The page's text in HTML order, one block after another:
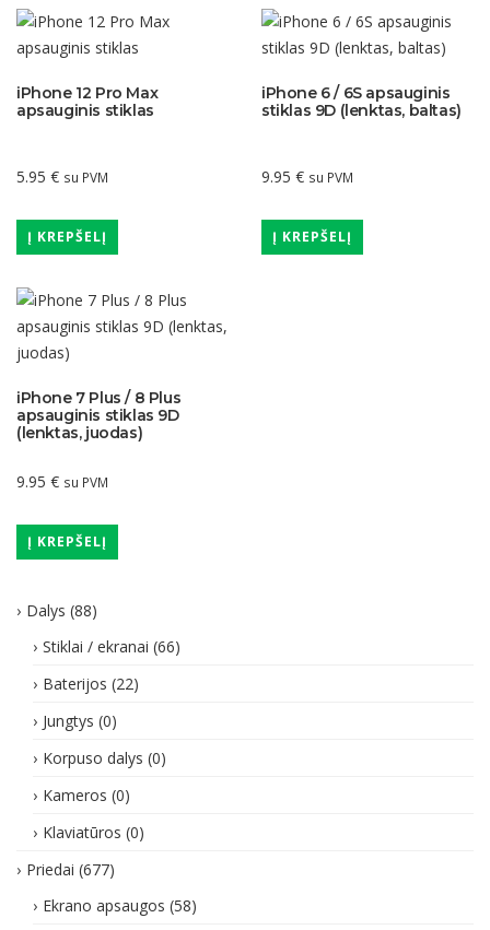
iPhone 12 Pro Max
apsauginis stiklas
5.95 € su PVM
Į KREPŠELĮ
iPhone 6 / 6S apsauginis
stiklas 9D (lenktas, baltas)
9.95 € su PVM
Į KREPŠELĮ
iPhone 7 Plus / 8 Plus
apsauginis stiklas 9D
(lenktas, juodas)
9.95 € su PVM
Į KREPŠELĮ
Dalys (88)
Stiklai / ekranai (66)
Baterijos (22)
Jungtys (0)
Korpuso dalys (0)
Kameros (0)
Klaviatūros (0)
Priedai (677)
Ekrano apsaugos (58)